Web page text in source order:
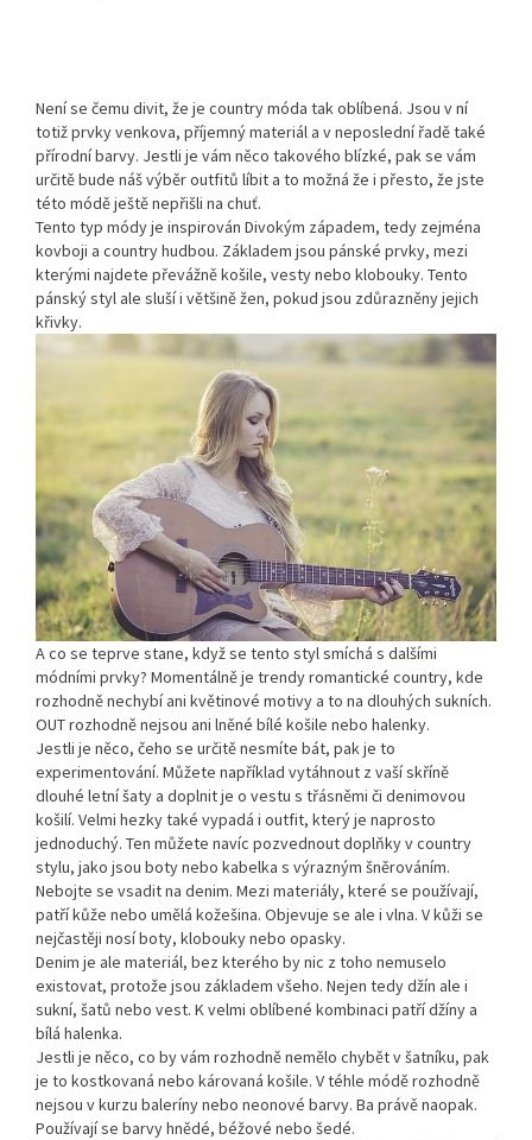
Není se čemu divit, že je country móda tak oblíbená. Jsou v ní
totiž prvky venkova, příjemný materiál a v neposlední řadě také
přírodní barvy. Jestli je vám něco takového blízké, pak se vám
určitě bude náš výběr outfitů líbit a to možná že i přesto, že jste
této módě ještě nepřišli na chuť.
Tento typ módy je inspirován Divokým západem, tedy zejména
kovboji a country hudbou. Základem jsou pánské prvky, mezi
kterými najdete převážně košile, vesty nebo klobouky. Tento
pánský styl ale sluší i většině žen, pokud jsou zdůrazněny jejich
křivky.
A co se teprve stane, když se tento styl smíchá s dalšími
módními prvky? Momentálně je trendy romantické country, kde
rozhodně nechybí ani květinové motivy a to na dlouhých sukních.
OUT rozhodně nejsou ani lněné bílé košile nebo halenky.
Jestli je něco, čeho se určitě nesmíte bát, pak je to
experimentování. Můžete například vytáhnout z vaší skříně
dlouhé letní šaty a doplnit je o vestu s třásněmi či denimovou
košilí. Velmi hezky také vypadá i outfit, který je naprosto
jednoduchý. Ten můžete navíc pozvednout doplňky v country
stylu, jako jsou boty nebo kabelka s výrazným šněrováním.
Nebojte se vsadit na denim. Mezi materiály, které se používají,
patří kůže nebo umělá kožešina. Objevuje se ale i vlna. V kůži se
nejčastěji nosí boty, klobouky nebo opasky.
Denim je ale materiál, bez kterého by nic z toho nemuselo
existovat, protože jsou základem všeho. Nejen tedy džín ale i
sukní, šatů nebo vest. K velmi oblíbené kombinaci patří džíny a
bílá halenka.
Jestli je něco, co by vám rozhodně nemělo chybět v šatníku, pak
je to kostkovaná nebo károvaná košile. V téhle módě rozhodně
nejsou v kurzu baleríny nebo neonové barvy. Ba právě naopak.
Používají se barvy hnědé, béžové nebo šedé.